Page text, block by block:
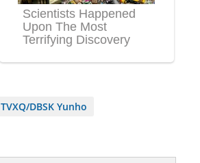
TVXQ/DBSK Yunho